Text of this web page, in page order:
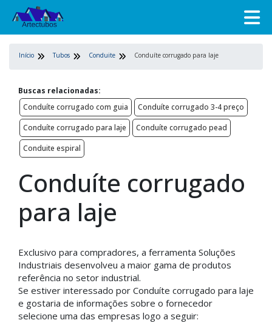
Início Tubos Conduite Conduíte corrugado para laje
Buscas relacionadas:
Conduíte corrugado com guia
Conduíte corrugado 3-4 preço
Conduíte corrugado para laje
Conduíte corrugado pead
Conduite espiral
Conduíte corrugado
para laje
Exclusivo para compradores, a ferramenta Soluções
Industriais desenvolveu a maior gama de produtos
referência no setor industrial.
Se estiver interessado por Conduíte corrugado para laje
e gostaria de informações sobre o fornecedor
selecione uma das empresas logo a seguir: